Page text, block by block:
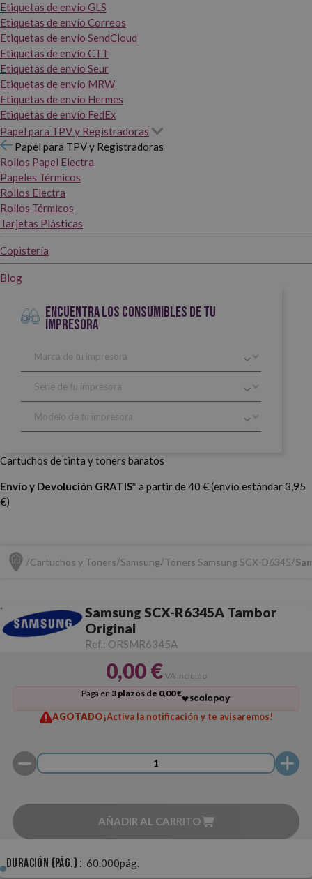
Etiquetas de envío GLS
Etiquetas de envío Correos
Etiquetas de envío SendCloud
Etiquetas de envío CTT
Etiquetas de envío Seur
Etiquetas de envío MRW
Etiquetas de envío Hermes
Etiquetas de envío FedEx
Papel para TPV y Registradoras
Papel para TPV y Registradoras
Rollos Papel Electra
Papeles Térmicos
Rollos Electra
Rollos Térmicos
Tarjetas Plásticas
Copistería
Blog
ENCUENTRA LOS CONSUMIBLES DE TU
IMPRESORA
Cartuchos de tinta y toners baratos
Envío y Devolución GRATIS* a partir de 40 € (envío estándar 3,95
€)
Cartuchos y Toners Samsung Tóners Samsung SCX-D6345
Samsung SCX-R6345A Tambor
Original
Ref.: ORSMR6345A
0,00 €IVA incluido
Paga en 3 plazos de 0,00 €
AGOTADO¡Activa la notificación y te avisaremos!
AÑADIR AL CARRITO
Duración (pág.) : 60.000pág.